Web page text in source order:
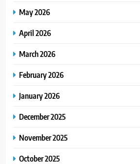
May 2026
April 2026
March 2026
February 2026
January 2026
December 2025
November 2025
October 2025